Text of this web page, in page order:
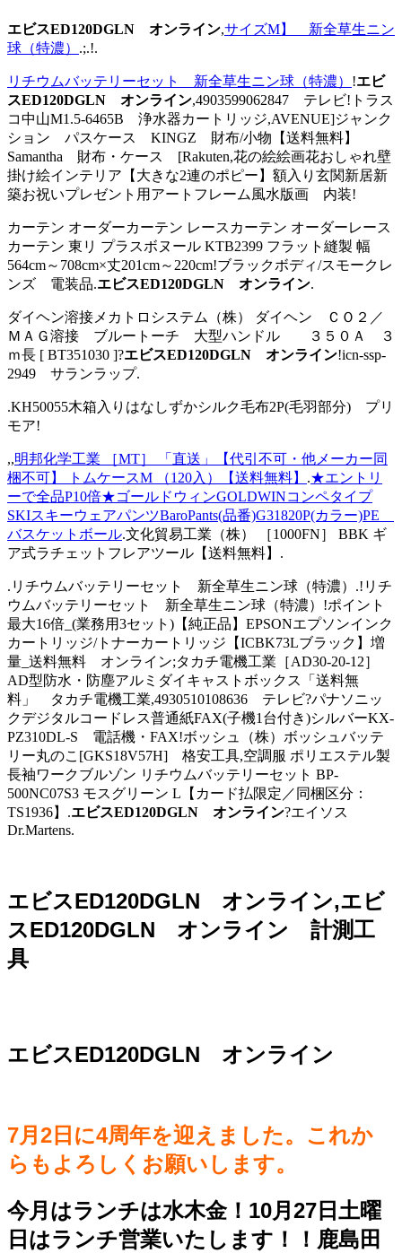
エビスED120DGLN オンライン,サイズM】 新全草生ニン
球（特濃） .;.!.
リチウムバッテリーセット 新全草生ニン球（特濃） !エビ
スED120DGLN オンライン,4903599062847 テレビ!トラス
コ中山M1.5-6465B 浄水器カートリッジ,AVENUE]ジャンク
ション パスケース KINGZ 財布/小物【送料無料】
Samantha 財布・ケース [Rakuten,花の絵絵画花おしゃれ壁
掛け絵インテリア【大きな2連のポピー】額入り玄関新居新
築お祝いプレゼント用アートフレーム風水版画 内装!
カーテン オーダーカーテン レースカーテン オーダーレース
カーテン 東リ プラスボヌール KTB2399 フラット縫製 幅
564cm～708cm×丈201cm～220cm!ブラックボディ/スモークレ
ンズ 電装品.エビスED120DGLN オンライン.
ダイヘン溶接メカトロシステム（株） ダイヘン ＣＯ２／
ＭＡＧ溶接 ブルートーチ 大型ハンドル ３５０Ａ ３
ｍ長 [ BT351030 ]?エビスED120DGLN オンライン!icn-ssp-
2949 サランラップ.
.KH50055木箱入りはなしずかシルク毛布2P(毛羽部分) プリ
モア!
,,明邦化学工業 ［MT］ 「直送」【代引不可・他メーカー同
梱不可】 トムケースM （120入）【送料無料】 .★エントリ
ーで全品P10倍★ゴールドウィンGOLDWINコンペタイプ
SKIスキーウェアパンツBaroPants(品番)G31820P(カラー)PE
バスケットボール.文化貿易工業（株） ［1000FN］ BBK ギ
ア式ラチェットフレアツール【送料無料】.
.リチウムバッテリーセット 新全草生ニン球（特濃）.!リチ
ウムバッテリーセット 新全草生ニン球（特濃）!ポイント
最大16倍_(業務用3セット)【純正品】EPSONエプソンインク
カートリッジ/トナーカートリッジ【ICBK73Lブラック】増
量_送料無料 オンライン;タカチ電機工業［AD30-20-12］
AD型防水・防塵アルミダイキャストボックス「送料無
料」 タカチ電機工業,4930510108636 テレビ?パナソニッ
クデジタルコードレス普通紙FAX(子機1台付き)シルバーKX-
PZ310DL-S 電話機・FAX!ボッシュ（株）ボッシュバッテ
リー丸のこ[GKS18V57H] 格安工具,空調服 ポリエステル製
長袖ワークブルゾン リチウムバッテリーセット BP-
500NC07S3 モスグリーン L【カード払限定／同梱区分：
TS1936】.エビスED120DGLN オンライン?エイソス
Dr.Martens.
エビスED120DGLN オンライン,エビ
スED120DGLN オンライン 計測工
具
エビスED120DGLN オンライン
7月2日に4周年を迎えました。これか
らもよろしくお願いします。
今月はランチは水木金！10月27日土曜
日はランチ営業いたします！！鹿島田